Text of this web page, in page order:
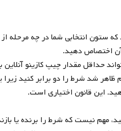
که ستون انتخابی شما در چه
آن اختصاص دهید.
شد شرط را دو برابر کنید زیرا
این قانون اختیاری است.